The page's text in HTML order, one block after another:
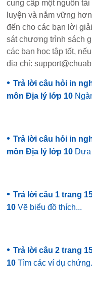
cung cấp một nguồn
luyện và nắm vững
đến cho các bạn lời
sát chương trình sách
các bạn học tập tốt,
địa chỉ:
• Trả lời câu hỏi in
môn Địa lý lớp 10
• Trả lời câu hỏi in
môn Địa lý lớp 10 Dựa
• Trả lời câu 1 trang
10 Vẽ biểu đồ thích...
• Trả lời câu 2 trang
10 Tìm các ví dụ